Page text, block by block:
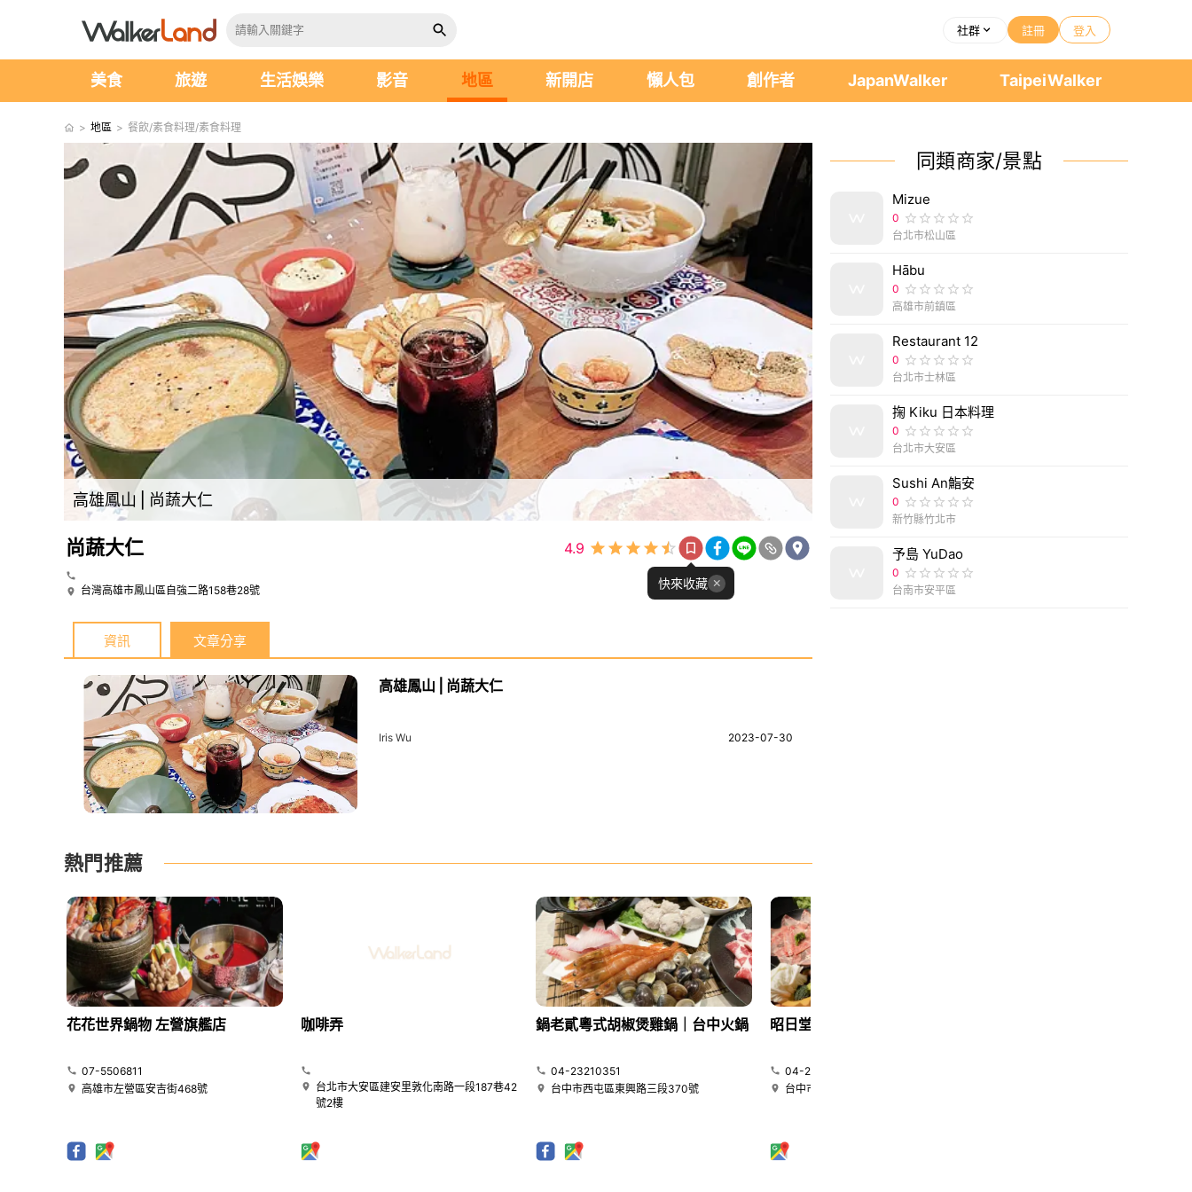
社群 註冊 登入
美食 旅遊 生活娛樂 影音 地區 新開店 懶人包 創作者 JapanWalker TaipeiWalker
> 地區 > 餐飲/素食料理/素食料理
高雄鳳山⎪尚蔬大仁 高雄鳳山⎪尚蔬大仁
尚蔬大仁
台灣高雄市鳳山區自強二路158巷28號
4.9
快來收藏
資訊 文章分享
高雄鳳山⎪尚蔬大仁
Iris Wu 2023-07-30
熱門推薦
花花世界鍋物 左營旗艦店
07-5506811
高雄市左營區安吉街468號
咖啡弄
台北市大安區建安里敦化南路一段187巷42
號2樓
鍋老貳粵式胡椒煲雞鍋｜台中火鍋
04-23210351
台中市西屯區東興路三段370號
昭日堂鍋煮｜台中火鍋
04-22580269
台中市南屯區大墩十一街345號
同類商家/景點
Mizue
0
台北市松山區
Hābu
0
高雄市前鎮區
Restaurant 12
0
台北市士林區
掬 Kiku 日本料理
0
台北市大安區
Sushi An鮨安
0
新竹縣竹北市
予島 YuDao
0
台南市安平區